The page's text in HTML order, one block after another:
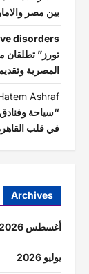
بين مصر
disorders
المصرية
Ashraf
“سياحة
في قلب القاهرة
Archives
أغسطس 2026
يوليو 2026